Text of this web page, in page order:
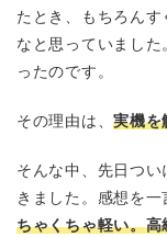
たとき、もちろん
なと思っていまし
ったのです。
その理由は、実機を
そんな中、先日つ
きました。感想を
ちゃくちゃ軽い。高